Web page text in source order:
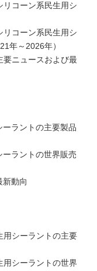
コーン系民生用シ
コーン系民生用シ
年～2026年）
要ニュースおよび最
ラントの主要製品
ラントの世界販売
動向
用シーラントの主要
シーラントの世界